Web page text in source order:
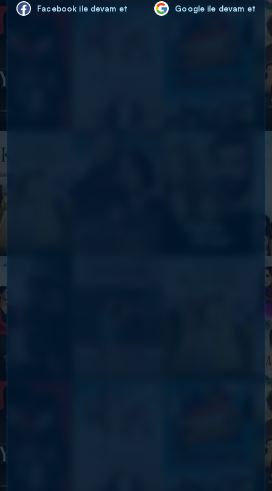
Facebook ile devam et Google ile devam et